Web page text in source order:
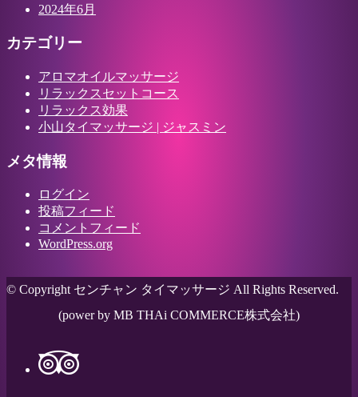
2024年6月
カテゴリー
アロマオイルマッサージ
リラックスセットコース
リラックス効果
小山タイマッサージ | ジャスミン
メタ情報
ログイン
投稿フィード
コメントフィード
WordPress.org
© Copyright センチャン タイマッサージ All Rights Reserved.
(power by MB THAi COMMERCE株式会社)